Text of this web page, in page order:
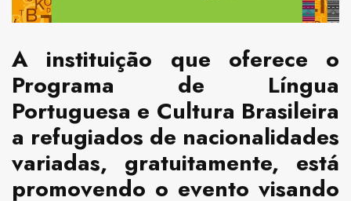
A instituição que oferece o
Programa de Língua
Portuguesa e Cultura Brasileira
a refugiados de nacionalidades
variadas, gratuitamente, está
promovendo o evento visando